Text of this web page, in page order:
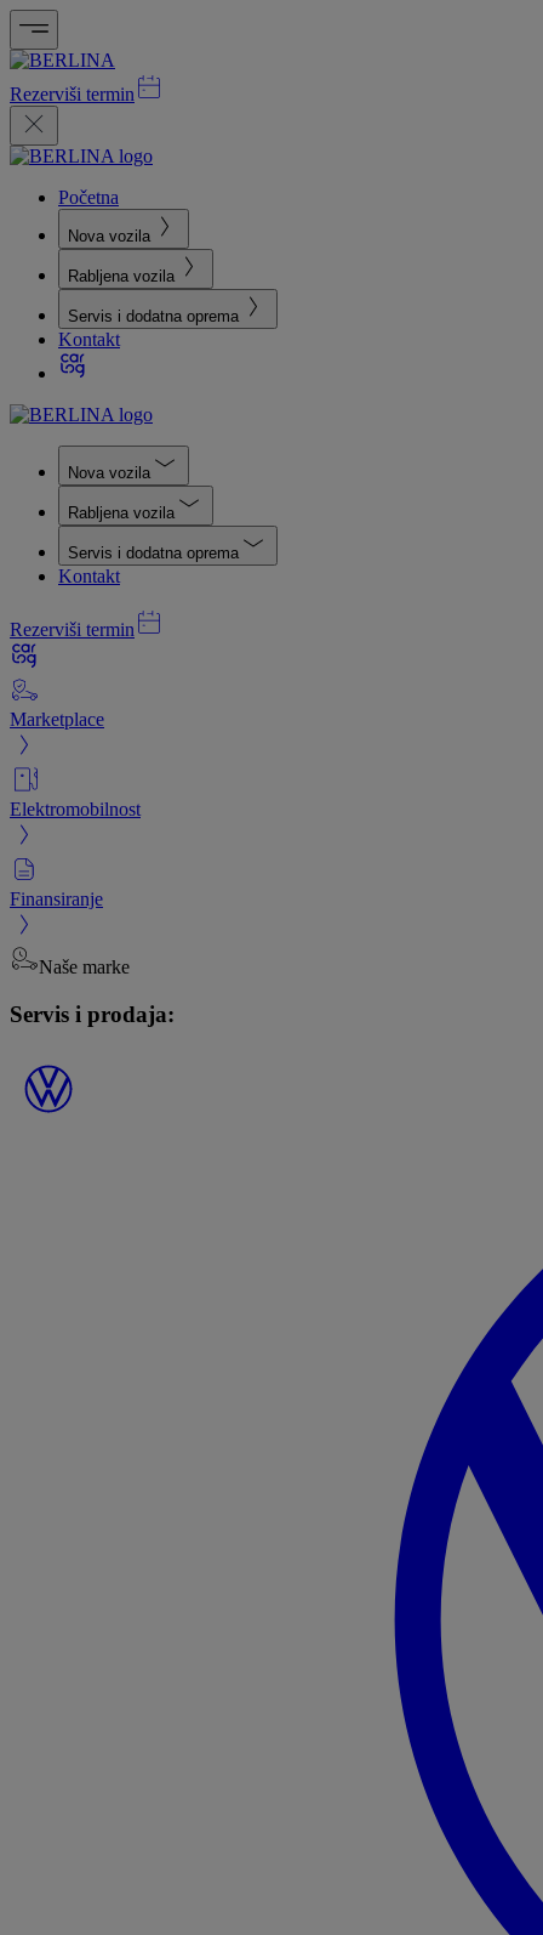
Rezerviši termin
Početna
Nova vozila
Rabljena vozila
Servis i dodatna oprema
Kontakt
Nova vozila
Rabljena vozila
Servis i dodatna oprema
Kontakt
Rezerviši termin
Marketplace
Elektromobilnost
Finansiranje
Naše marke
Servis i prodaja: